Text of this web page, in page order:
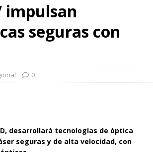
impulsan
seguras con
0
desarrollará tecnologías de óptica
seguras y de alta velocidad, con